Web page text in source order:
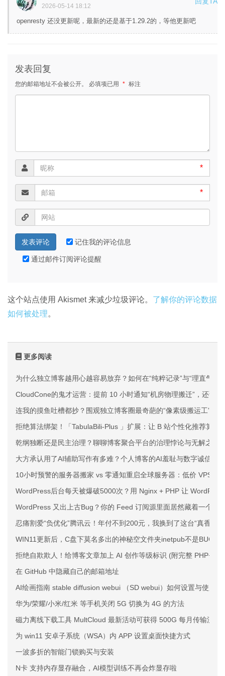
2026-05-14 18:12
openresty 还没更新呢，最新的还是基于1.29.2的，等他更新吧
发表回复
您的邮箱地址不会被公开。 必填项已用 * 标注
*
*
记住我的评论信息
通过邮件订阅评论提醒
这个站点使用 Akismet 来减少垃圾评论。 了解你的评论数据
如何被处理。
更多阅读
为什么独立博客越用心越容易放弃？如何在“纯粹记录”与“理直气壮
CloudCone的鬼才运营：提前 10 小时通知“机房物理搬迁”，还说
连我的摸鱼吐槽都抄？围观独立博客圈最奇葩的“像素级搬运工”
拒绝算法绑架！「TabulaBili-Plus 」扩展：让 B 站个性化推荐算法
乾纲独断还是民主治理？聊聊博客聚合平台的治理悖论与无解之痛
大方承认用了AI辅助写作有多难？个人博客的AI羞耻与数字诚信
10小时预警的服务器搬家 vs 零通知重启全球服务器：低价 VPS 界
WordPress后台每天被爆破5000次？用 Nginx + PHP 让
WordPress 又出上古Bug？你的 Feed 订阅源里面居然藏着一个博
忍痛割爱“负优化”腾讯云！年付不到200元，我换到了这台“真香”的
WIN11更新后，C盘下莫名多出的神秘空文件夹inetpub不是BUG，
拒绝自欺欺人！给博客文章加上 AI 创作等级标识 (附完整
在 GitHub 中隐藏自己的邮箱地址
AI绘画指南 stable diffusion webui （SD webui）如何设置与使用
华为/荣耀/小米/红米 等手机关闭 5G 切换为 4G 的方法
磁力离线下载工具 MultCloud 最新活动可获得 500G 每月传输流量
为 win11 安卓子系统（WSA）内 APP 设置桌面快捷方式
一波多折的智能门锁购买与安装
N卡 支持内存显存融合，AI模型训练不再会炸显存啦